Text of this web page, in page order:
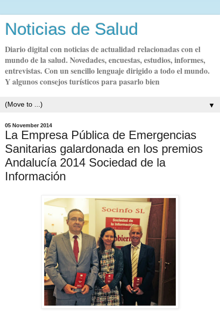
Noticias de Salud
Diario digital con noticias de actualidad relacionadas con el
mundo de la salud. Novedades, encuestas, estudios, informes,
entrevistas. Con un sencillo lenguaje dirigido a todo el mundo.
Y algunos consejos turísticos para pasarlo bien
▼
05 November 2014
La Empresa Pública de Emergencias
Sanitarias galardonada en los premios
Andalucía 2014 Sociedad de la
Información